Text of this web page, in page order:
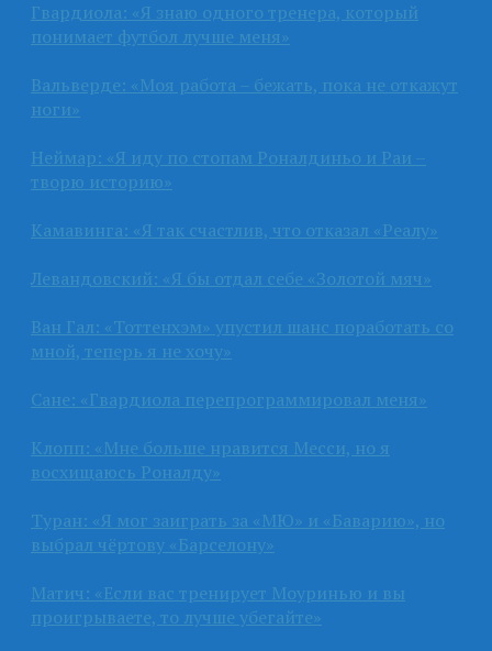
Гвардиола: «Я знаю одного тренера, который
понимает футбол лучше меня»
Вальверде: «Моя работа – бежать, пока не откажут
ноги»
Неймар: «Я иду по стопам Роналдиньо и Раи –
творю историю»
Камавинга: «Я так счастлив, что отказал «Реалу»
Левандовский: «Я бы отдал себе «Золотой мяч»
Ван Гал: «Тоттенхэм» упустил шанс поработать со
мной, теперь я не хочу»
Сане: «Гвардиола перепрограммировал меня»
Клопп: «Мне больше нравится Месси, но я
восхищаюсь Роналду»
Туран: «Я мог заиграть за «МЮ» и «Баварию», но
выбрал чёртову «Барселону»
Матич: «Если вас тренирует Моуринью и вы
проигрываете, то лучше убегайте»